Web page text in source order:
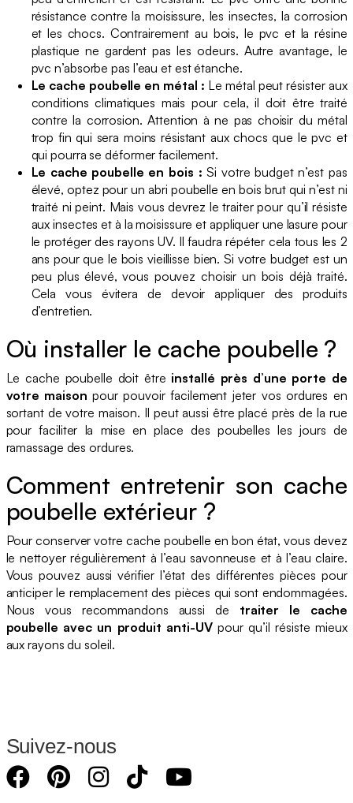
résistance contre la moisissure, les insectes, la corrosion
et les chocs. Contrairement au bois, le pvc et la résine
plastique ne gardent pas les odeurs. Autre avantage, le
pvc n’absorbe pas l’eau et est étanche.
Le cache poubelle en métal : Le métal peut résister aux
conditions climatiques mais pour cela, il doit être traité
contre la corrosion. Attention à ne pas choisir du métal
trop fin qui sera moins résistant aux chocs que le pvc et
qui pourra se déformer facilement.
Le cache poubelle en bois : Si votre budget n’est pas
élevé, optez pour un abri poubelle en bois brut qui n’est ni
traité ni peint. Mais vous devrez le traiter pour qu’il résiste
aux insectes et à la moisissure et appliquer une lasure pour
le protéger des rayons UV. Il faudra répéter cela tous les 2
ans pour que le bois vieillisse bien. Si votre budget est un
peu plus élevé, vous pouvez choisir un bois déjà traité.
Cela vous évitera de devoir appliquer des produits
d’entretien.
Où installer le cache poubelle ?
Le cache poubelle doit être installé près d’une porte de
votre maison pour pouvoir facilement jeter vos ordures en
sortant de votre maison. Il peut aussi être placé près de la rue
pour faciliter la mise en place des poubelles les jours de
ramassage des ordures.
Comment entretenir son cache
poubelle extérieur ?
Pour conserver votre cache poubelle en bon état, vous devez
le nettoyer régulièrement à l’eau savonneuse et à l’eau claire.
Vous pouvez aussi vérifier l’état des différentes pièces pour
anticiper le remplacement des pièces qui sont endommagées.
Nous vous recommandons aussi de traiter le cache
poubelle avec un produit anti-UVpour qu’il résiste mieux
aux rayons du soleil.
Suivez-nous